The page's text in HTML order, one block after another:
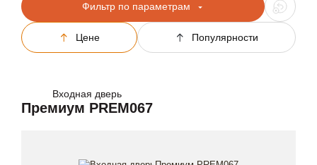
Фильтр по параметрам
Цене Популярности
Входная дверь
Премиум PREM067